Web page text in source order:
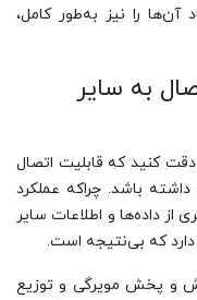
را نیز به‌طور کامل،
به سایر
دقت کنید که قابلیت اتصال
داشته باشد. چراکه عملکرد
از داده‌ها و اطلاعات سایر
که بی‌نتیجه است.
و پخش مویرگی و توزیع